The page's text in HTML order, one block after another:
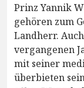
Prinz Yannik
gehören zum
Landherr.
vergangenen
mit seiner
überbieten